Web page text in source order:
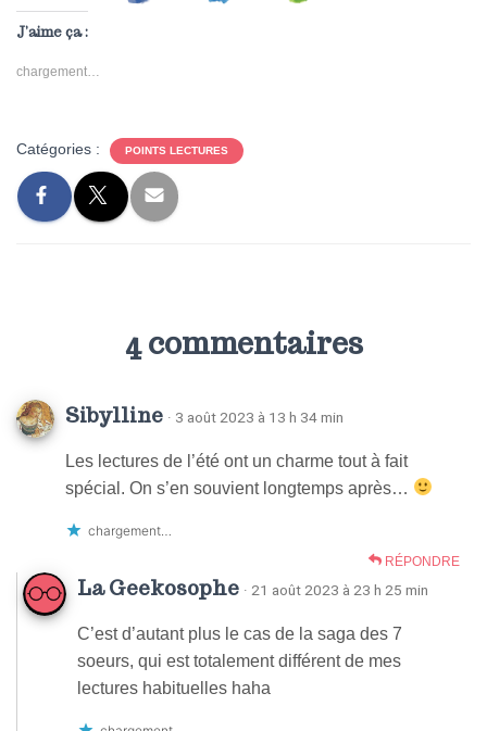
J’aime ça :
chargement…
Catégories : POINTS LECTURES
4 commentaires
Sibylline · 3 août 2023 à 13 h 34 min
Les lectures de l’été ont un charme tout à fait
spécial. On s’en souvient longtemps après…
chargement…
RÉPONDRE
La Geekosophe · 21 août 2023 à 23 h 25 min
C’est d’autant plus le cas de la saga des 7
soeurs, qui est totalement différent de mes
lectures habituelles haha